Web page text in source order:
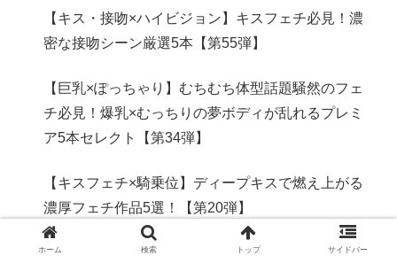
【キス・接吻×ハイビジョン】キスフェチ必見！濃
密な接吻シーン厳選5本【第55弾】
【巨乳×ぽっちゃり】むちむち体型話題騒然のフェ
チ必見！爆乳×むっちりの夢ボディが乱れるプレミ
ア5本セレクト【第34弾】
【キスフェチ×騎乗位】ディープキスで燃え上がる
濃厚フェチ作品5選！【第20弾】
【巨乳×ぽっちゃり】ふくよかフェチ注目度急上昇
ホーム 検索 トップ サイドバー